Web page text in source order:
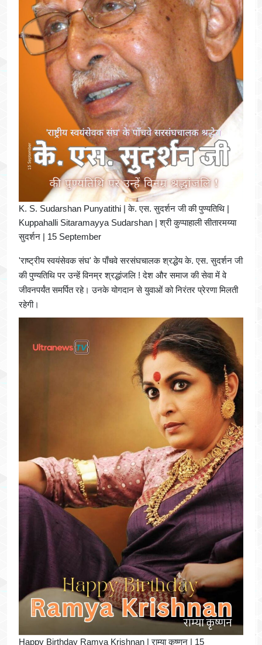
K. S. Sudarshan Punyatithi | के. एस. सुदर्शन जी की पुण्यतिथि |
Kuppahalli Sitaramayya Sudarshan | श्री कुप्पाहाली सीतारमय्या
सुदर्शन | 15 September
'राष्ट्रीय स्वयंसेवक संघ' के पाँचवे सरसंघचालक श्रद्धेय के. एस. सुदर्शन जी
की पुण्यतिथि पर उन्हें विनम्र श्रद्धांजलि ! देश और समाज की सेवा में वे
जीवनपर्यंत समर्पित रहे। उनके योगदान से युवाओं को निरंतर प्रेरणा मिलती
रहेगी।
Happy Birthday Ramya Krishnan | राम्या कृष्णन | 15